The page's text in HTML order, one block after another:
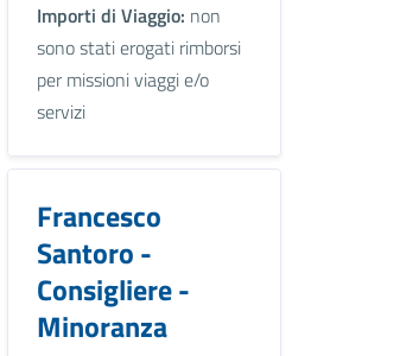
Importi di Viaggio: non
sono stati erogati rimborsi
per missioni viaggi e/o
servizi
Francesco
Santoro -
Consigliere -
Minoranza